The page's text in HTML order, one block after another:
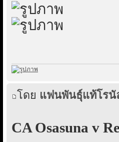
โดย แฟนพันธุ์แท้โรนั
CA Osasuna v